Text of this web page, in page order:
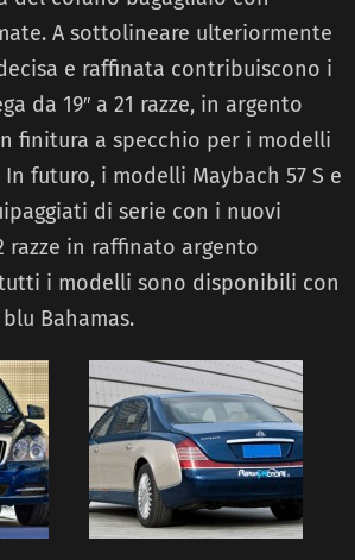
A sottolineare ulteriormente
e raffinata contribuiscono i
da 19″ a 21 razze, in argento
finitura a specchio per i modelli
In futuro, i modelli Maybach 57 S e
di serie con i nuovi
razze in raffinato argento
i modelli sono disponibili con
Bahamas.